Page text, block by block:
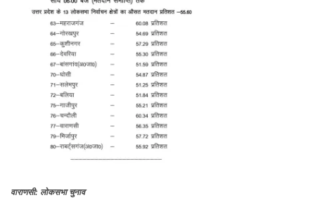
वाराणसी: लोकसभा चुनाव